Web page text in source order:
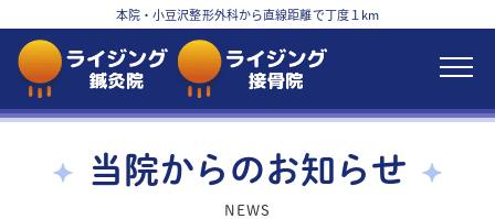
本院・小豆沢整形外科から直線距離で丁度１km
当院からのお知らせ
NEWS